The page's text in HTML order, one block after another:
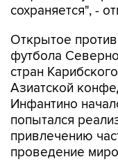
сохраняется", -
Открытое
футбола
стран
Азиатской
Инфантино
попытался
привлечению
проведение